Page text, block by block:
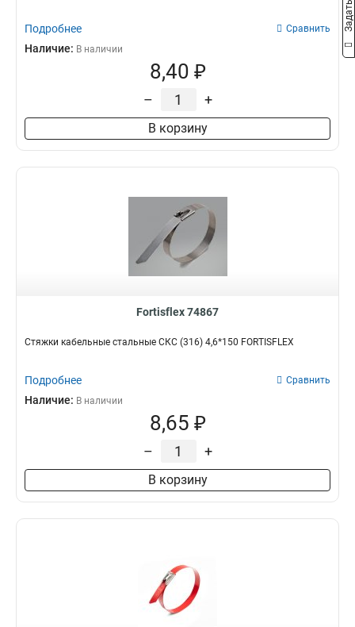
Подробнее Сравнить
Наличие: В наличии
8,40 ₽
– +
В корзину
Fortisflex 74867
Стяжки кабельные стальные СКС (316) 4,6*150 FORTISFLEX
Подробнее Сравнить
Наличие: В наличии
8,65 ₽
– +
В корзину